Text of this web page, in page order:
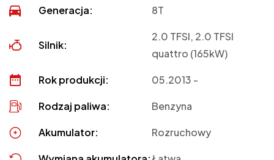
Generacja: 8T
Silnik:
2.0 TFSI, 2.0 TFSI
quattro (165kW)
Rok produkcji: 05.2013 -
Rodzaj paliwa: Benzyna
Akumulator: Rozruchowy